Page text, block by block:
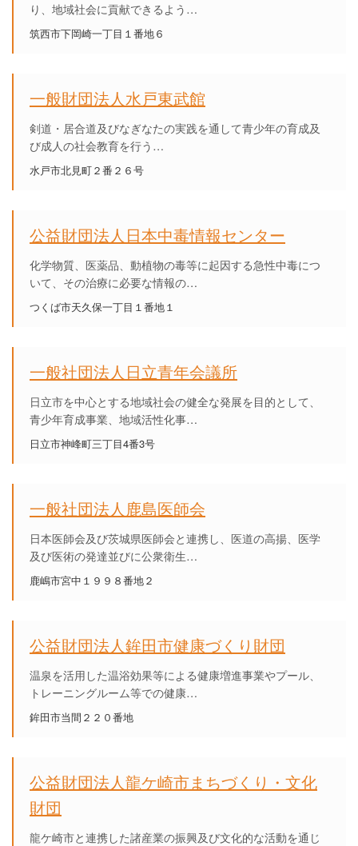
り、地域社会に貢献できるよう…
筑西市下岡崎一丁目１番地６
一般財団法人水戸東武館
剣道・居合道及びなぎなたの実践を通して青少年の育成及
び成人の社会教育を行う…
水戸市北見町２番２６号
公益財団法人日本中毒情報センター
化学物質、医薬品、動植物の毒等に起因する急性中毒につ
いて、その治療に必要な情報の…
つくば市天久保一丁目１番地１
一般社団法人日立青年会議所
日立市を中心とする地域社会の健全な発展を目的として、
青少年育成事業、地域活性化事…
日立市神峰町三丁目4番3号
一般社団法人鹿島医師会
日本医師会及び茨城県医師会と連携し、医道の高揚、医学
及び医術の発達並びに公衆衛生…
鹿嶋市宮中１９９８番地２
公益財団法人鉾田市健康づくり財団
温泉を活用した温浴効果等による健康増進事業やプール、
トレーニングルーム等での健康…
鉾田市当間２２０番地
公益財団法人龍ケ崎市まちづくり・文化
財団
龍ケ崎市と連携した諸産業の振興及び文化的な活動を通じ